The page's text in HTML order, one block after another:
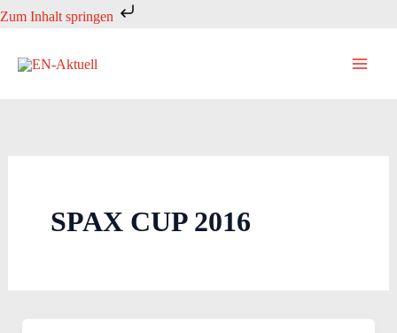
Zum Inhalt springen
Zum
springen
SPAX CUP 2016